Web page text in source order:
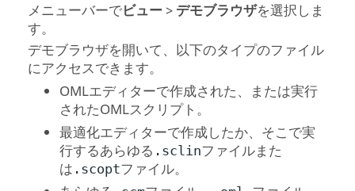
メニューバーでビュー > デモブラウザを選択しま
す。
デモブラウザを開いて、以下のタイプのファイル
にアクセスできます。
OMLエディターで作成された、または実行
されたOMLスクリプト。
最適化エディターで作成したか、そこで実
行するあらゆる .sclinファイルまた
は .scoptファイル。